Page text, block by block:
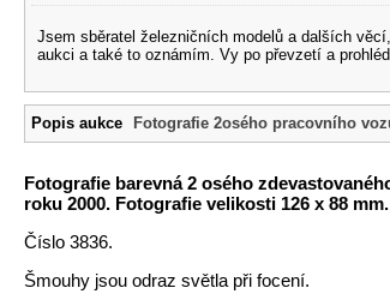
Jsem sběratel železničních modelů a dalších
aukci a také to oznámím. Vy po převzetí a
Popis aukce Fotografie 2osého pracovního
Fotografie barevná 2 osého
roku 2000. Fotografie velikosti 126 x 88 mm.
Číslo 3836.
Šmouhy jsou odraz světla při focení.